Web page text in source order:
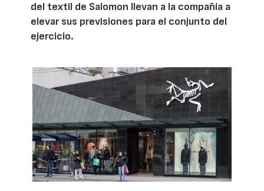
del textil de Salomon llevan a la compañía a
elevar sus previsiones para el conjunto del
ejercicio.